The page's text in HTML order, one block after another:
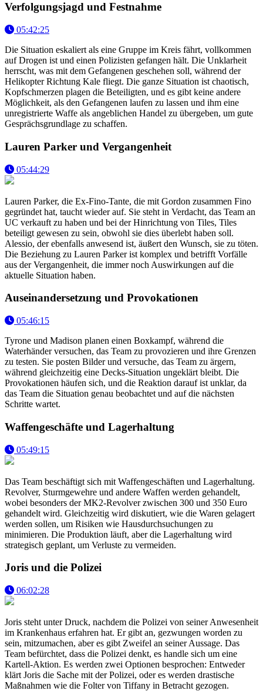
Verfolgungsjagd und Festnahme
05:42:25
Die Situation eskaliert als eine Gruppe im Kreis fährt, vollkommen
auf Drogen ist und einen Polizisten gefangen hält. Die Unklarheit
herrscht, was mit dem Gefangenen geschehen soll, während der
Helikopter Richtung Kale fliegt. Die ganze Situation ist chaotisch,
Kopfschmerzen plagen die Beteiligten, und es gibt keine andere
Möglichkeit, als den Gefangenen laufen zu lassen und ihm eine
unregistrierte Waffe als angeblichen Handel zu übergeben, um gute
Gesprächsgrundlage zu schaffen.
Lauren Parker und Vergangenheit
05:44:29
Lauren Parker, die Ex-Fino-Tante, die mit Gordon zusammen Fino
gegründet hat, taucht wieder auf. Sie steht in Verdacht, das Team an
UC verkauft zu haben und bei der Hinrichtung von Tiles, Tiles
beteiligt gewesen zu sein, obwohl sie dies überlebt haben soll.
Alessio, der ebenfalls anwesend ist, äußert den Wunsch, sie zu töten.
Die Beziehung zu Lauren Parker ist komplex und betrifft Vorfälle
aus der Vergangenheit, die immer noch Auswirkungen auf die
aktuelle Situation haben.
Auseinandersetzung und Provokationen
05:46:15
Tyrone und Madison planen einen Boxkampf, während die
Waterhänder versuchen, das Team zu provozieren und ihre Grenzen
zu testen. Sie posten Bilder und versuche, das Team zu ärgern,
während gleichzeitig eine Decks-Situation ungeklärt bleibt. Die
Provokationen häufen sich, und die Reaktion darauf ist unklar, da
das Team die Situation genau beobachtet und auf die nächsten
Schritte wartet.
Waffengeschäfte und Lagerhaltung
05:49:15
Das Team beschäftigt sich mit Waffengeschäften und Lagerhaltung.
Revolver, Sturmgewehre und andere Waffen werden gehandelt,
wobei besonders der MK2-Revolver zwischen 300 und 350 Euro
gehandelt wird. Gleichzeitig wird diskutiert, wie die Waren gelagert
werden sollen, um Risiken wie Hausdurchsuchungen zu
minimieren. Die Produktion läuft, aber die Lagerhaltung wird
strategisch geplant, um Verluste zu vermeiden.
Joris und die Polizei
06:02:28
Joris steht unter Druck, nachdem die Polizei von seiner Anwesenheit
im Krankenhaus erfahren hat. Er gibt an, gezwungen worden zu
sein, mitzumachen, aber es gibt Zweifel an seiner Aussage. Das
Team befürchtet, dass die Polizei denkt, es handle sich um eine
Kartell-Aktion. Es werden zwei Optionen besprochen: Entweder
klärt Joris die Sache mit der Polizei, oder es werden drastische
Maßnahmen wie die Folter von Tiffany in Betracht gezogen.